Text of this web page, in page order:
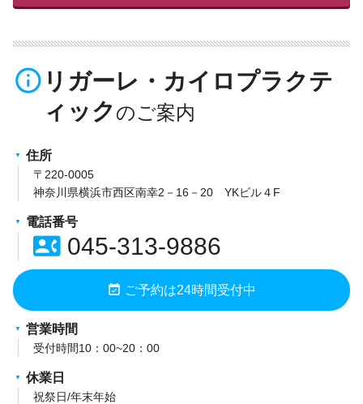
info_outline リガーレ・カイロプラクテ
ィック
住所
〒220-0005
神奈川県横浜市西区南幸2－16－20 YKビル４F
電話番号
contact_phone045-313-9886
event_available ご予約は24時間受付中
営業時間
受付時間10：00~20：00
休業日
祝祭日/年末年始